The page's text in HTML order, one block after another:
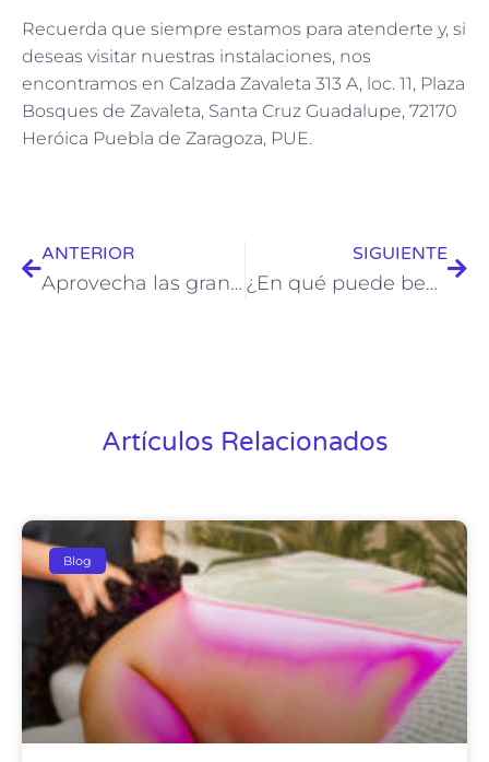
Recuerda que siempre estamos para atenderte y, si
deseas visitar nuestras instalaciones, nos
encontramos en Calzada Zavaleta 313 A, loc. 11, Plaza
Bosques de Zavaleta, Santa Cruz Guadalupe, 72170
Heróica Puebla de Zaragoza, PUE.
ANTERIOR
Aprovecha las grandes ventajas de los masajes para parejas
SIGUIENTE
¿En qué puede beneficiarme una sesión de ultrasonido terapéutico?
Artículos Relacionados
Blog